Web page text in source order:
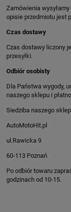
Zamówienia
opisie przedmiotu jest
Czas dostawy
Czas dostawy liczony
przesyłki.
Odbiór osobisty
Dla Państwa wygody,
naszego sklepu i
Siedziba naszego
AutoMotoHit.pl
ul.Rawicka 9
60-113 Poznań
Po odbiór towaru
godzinach od 10-15.